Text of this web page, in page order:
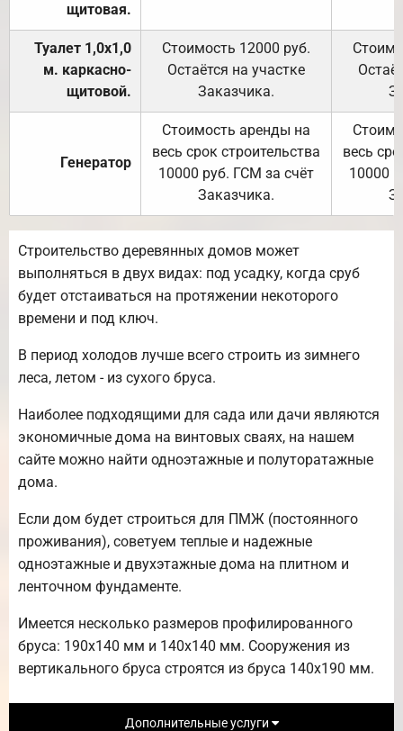
щитовая.
Туалет 1,0х1,0
м. каркасно-
щитовой.
Стоимость 12000 руб.
Остаётся на участке
Заказчика.
Генератор
Стоимость аренды на
весь срок строительства
10000 руб. ГСМ за счёт
Заказчика.
весь
10000
Строительство деревянных домов может
выполняться в двух видах: под усадку, когда сруб
будет отстаиваться на протяжении некоторого
времени и под ключ.
В период холодов лучше всего строить из зимнего
леса, летом - из сухого бруса.
Наиболее подходящими для сада или дачи являются
экономичные дома на винтовых сваях, на нашем
сайте можно найти одноэтажные и полуторатажные
дома.
Если дом будет строиться для ПМЖ (постоянного
проживания), советуем теплые и надежные
одноэтажные и двухэтажные дома на плитном и
ленточном фундаменте.
Имеется несколько размеров профилированного
бруса: 190х140 мм и 140х140 мм. Сооружения из
вертикального бруса строятся из бруса 140х190 мм.
Дополнительные услуги